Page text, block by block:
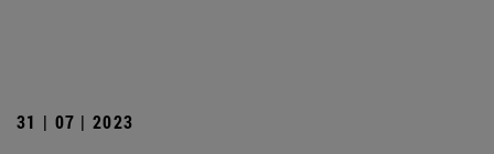
31 | 07 | 2023